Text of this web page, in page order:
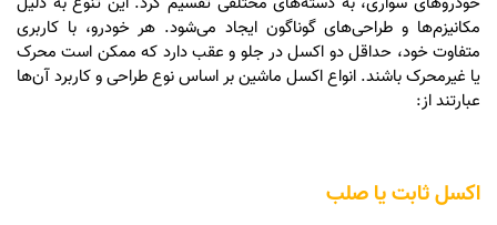
مکانیزم‌ها و طراحی‌های گوناگون ایجاد می‌شود. هر خودرو، با کاربری
متفاوت خود، حداقل دو اکسل در جلو و عقب دارد که ممکن است محرک
یا غیرمحرک باشند. انواع اکسل ماشین بر اساس نوع طراحی و کاربرد آن‌ها
عبارتند از:
اکسل ثابت یا صلب